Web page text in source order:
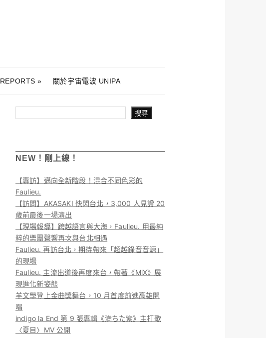
關於宇宙電波 UNIPA
搜尋
NEW！剛上線！
【專訪】邁向全新階段！混合不同色彩的
Faulieu.
【訪問】AKASAKI 快閃台北，3,000 人見證 20
歲前最後一場演出
【現場報導】跨越語言與大海，Faulieu. 用最純
粹的樂團聲響再次與台北相遇
Faulieu. 再訪台北，期待帶來「超越錄音音源」
的現場
Faulieu. 主流出道後再度來台，帶著《MiX》展
現進化新姿態
羊文學登上金曲獎舞台，10 月首度前進高雄開
唱
indigo la End 第 9 張專輯《満ちた紫》主打歌
〈夏目〉MV 公開